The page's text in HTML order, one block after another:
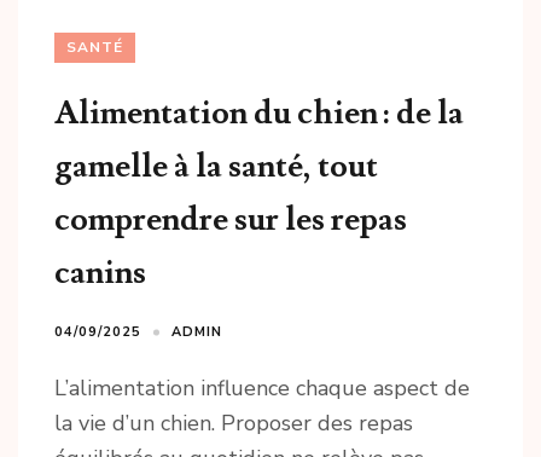
SANTÉ
Alimentation du chien : de la
gamelle à la santé, tout
comprendre sur les repas
canins
04/09/2025 ADMIN
L’alimentation influence chaque aspect de
la vie d’un chien. Proposer des repas